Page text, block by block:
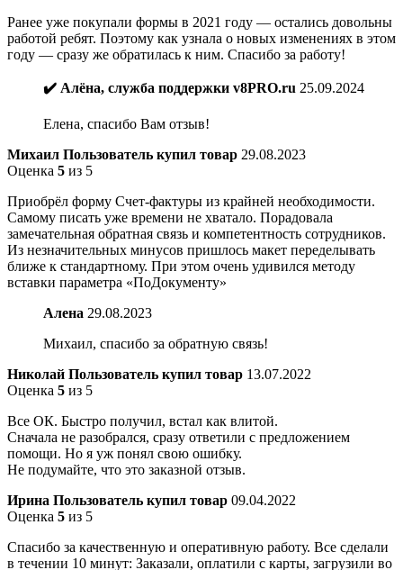
Ранее уже покупали формы в 2021 году — остались довольны
работой ребят. Поэтому как узнала о новых изменениях в этом
году — сразу же обратилась к ним. Спасибо за работу!
✔️ Алёна, служба поддержки v8PRO.ru 25.09.2024
Елена, спасибо Вам отзыв!
Михаил Пользователь купил товар 29.08.2023
Оценка 5 из 5
Приобрёл форму Счет-фактуры из крайней необходимости.
Самому писать уже времени не хватало. Порадовала
замечательная обратная связь и компетентность сотрудников.
Из незначительных минусов пришлось макет переделывать
ближе к стандартному. При этом очень удивился методу
вставки параметра «ПоДокументу»
Алена 29.08.2023
Михаил, спасибо за обратную связь!
Николай Пользователь купил товар 13.07.2022
Оценка 5 из 5
Все ОК. Быстро получил, встал как влитой.
Сначала не разобрался, сразу ответили с предложением
помощи. Но я уж понял свою ошибку.
Не подумайте, что это заказной отзыв.
Ирина Пользователь купил товар 09.04.2022
Оценка 5 из 5
Спасибо за качественную и оперативную работу. Все сделали
в течении 10 минут: Заказали, оплатили с карты, загрузили во